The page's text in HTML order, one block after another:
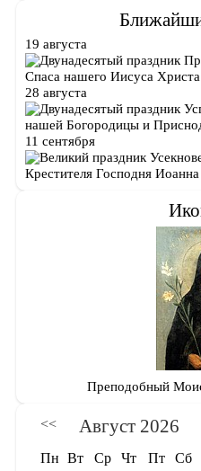
19 августа
Спаса нашего Иисуса Христа
28 августа
нашей Богородицы и
11 сентября
Крестителя Господня Иоанна
Преподобный
<< Август 2026
Пн Вт Ср Чт Пт Сб